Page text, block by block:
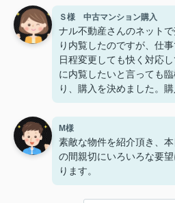
など丁寧にご説明いただ
気に入った物件をご紹介い
入口は口コミでしたが、
てることに納得しました。
通常、仲介業者さんとは
りますが、娘が大学入学
て下さい」とのお言葉を
ぁ」「少し安心した」と
親の私も同じ気持ちです。
大川さんにお願いして、
これからも宜しくお願い
Ｓ様 中古マンション購入
ナル不動産さんのネット
り内覧したのですが、仕
日程変更しても快く対応
に内覧したいと言っても
り、購入を決めました。
さと担当の大川さんのお
切丁寧なご対応はとても
不動産屋で事務員として働
いて大川さんの対応は素
人で対応されるナル不動
した。まだ契約やリフォ
M様
素敵な物件を紹介頂き、
の間親切にいろいろな要
ります。